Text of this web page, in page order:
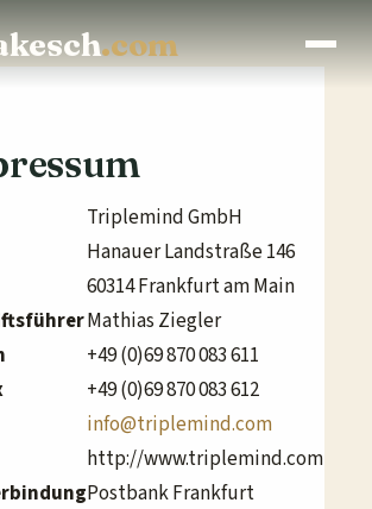
.com
Triplemind GmbH
Hanauer Landstraße 146
60314 Frankfurt am Main
Mathias Ziegler
+49 (0)69 870 083 611
+49 (0)69 870 083 612
info@triplemind.com
http://www.triplemind.com
Postbank Frankfurt